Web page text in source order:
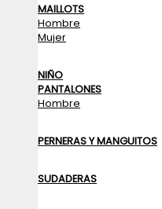
MAILLOTS
Hombre
Mujer
NIÑO
PANTALONES
Hombre
PERNERAS Y MANGUITOS
SUDADERAS